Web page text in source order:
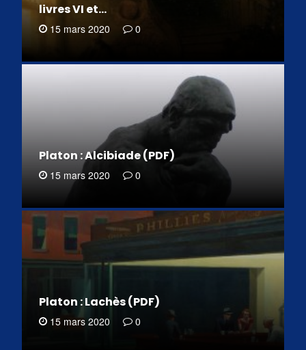
livres VI et…
15 mars 2020 0
Platon : Alcibiade (PDF)
15 mars 2020 0
Platon : Lachès (PDF)
15 mars 2020 0